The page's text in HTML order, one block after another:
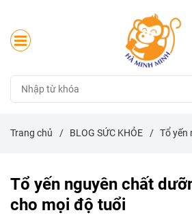
Trang chủ / BLOG SỨC KHỎE / Tổ yến
Tổ yến nguyên chất
cho mọi độ tuổi